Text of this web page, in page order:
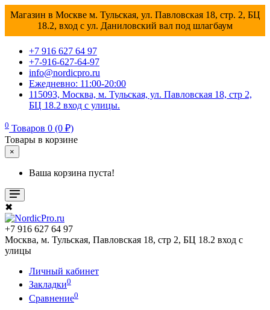
Магазин в Москве м. Тульская, ул. Павловская 18, стр. 2, БЦ
18.2, вход с ул. Даниловский вал под шлагбаум
+7 916 627 64 97
+7-916-627-64-97
info@nordicpro.ru
Ежедневно: 11:00-20:00
115093, Москва, м. Тульская, ул. Павловская 18, стр 2,
БЦ 18.2 вход с улицы.
0 Товаров 0 (0 ₽)
Товары в корзине
×
Ваша корзина пуста!
✖
+7 916 627 64 97
Москва, м. Тульская, Павловская 18, стр 2, БЦ 18.2 вход с
улицы
Личный кабинет
Закладки0
Сравнение0